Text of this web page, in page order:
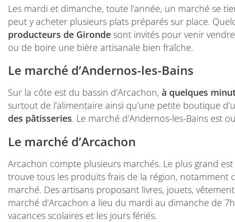
Les mardi et dimanche, toute l’année, un marché se
peut y acheter plusieurs plats préparés sur place.
producteurs de Gironde sont invités pour venir
ou de boire une bière artisanale bien fraîche.
Le marché d’Andernos-les-Bains
Sur la côte est du bassin d’Arcachon, à quelques
surtout de l’alimentaire ainsi qu’une petite boutique
des pâtisseries. Le marché d’Andernos-les-Bains est
Le marché d’Arcachon
Arcachon compte plusieurs marchés. Le plus grand
trouve tous les produits frais de la région, notamment
marché. Des artisans proposant livres, jouets,
marché d’Arcachon a lieu du mardi au dimanche de
vacances scolaires et les jours fériés.